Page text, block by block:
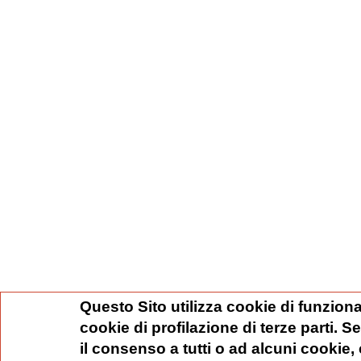
Questo Sito utilizza cookie di
cookie di profilazione di terze parti.
il consenso a tutti o ad alcuni